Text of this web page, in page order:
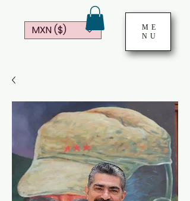
ME
NU
MXN ($)